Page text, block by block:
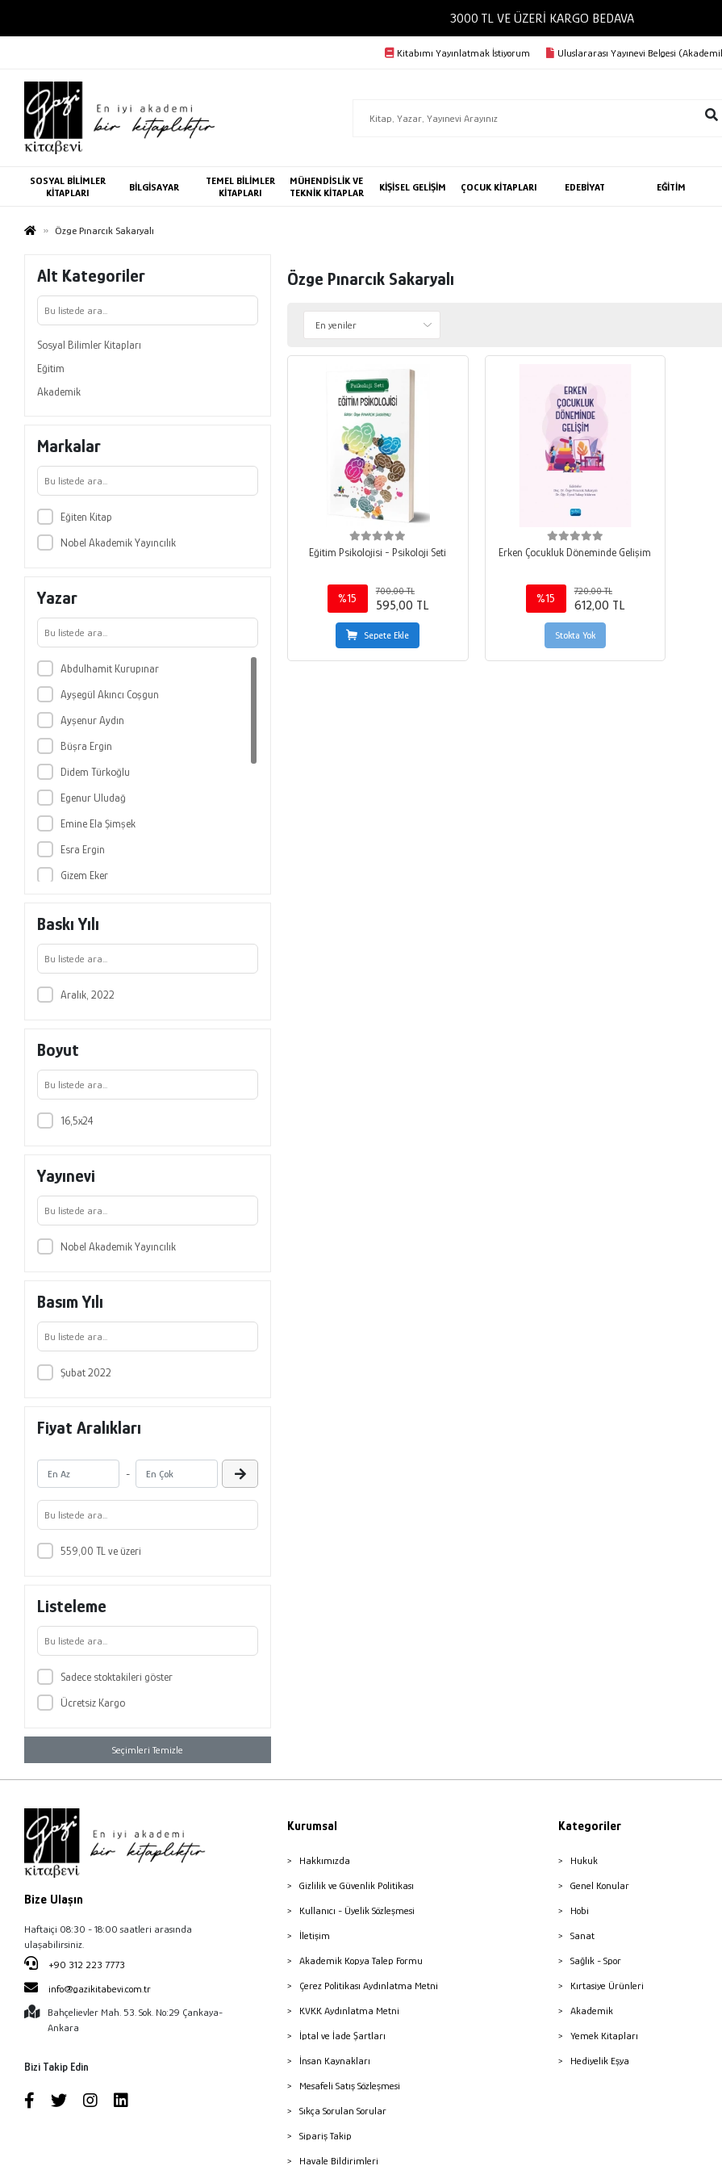
3000 TL VE ÜZERİ KARGO BEDAVA
Kitabımı Yayınlatmak İstiyorum Uluslararası Yayınevi Belgesi
SOSYAL BİLİMLER
KİTAPLARI
BİLGİSAYAR
TEMEL BİLİMLER
KİTAPLARI
MÜHENDİSLİK VE
TEKNİK KİTAPLAR
KİŞİSEL GELİŞİM ÇOCUK KİTAPLARI EDEBİYAT EĞİTİM
Özge Pınarcık Sakaryalı
Alt Kategoriler
Sosyal Bilimler Kitapları
Eğitim
Akademik
Markalar
Eğiten Kitap
Nobel Akademik Yayıncılık
Yazar
Abdulhamit Kurupınar
Ayşegül Akıncı Coşgun
Ayşenur Aydın
Büşra Ergin
Didem Türkoğlu
Egenur Uludağ
Emine Ela Şimşek
Esra Ergin
Gizem Eker
Mehmet Başaran
Melek Merve Yılmaz
Nur Banu Yiğit
Özge Metin Aslan
Özlem Altındağ Kumaş
Vedat Bayraktar
Baskı Yılı
Aralık, 2022
Boyut
16,5x24
Yayınevi
Nobel Akademik Yayıncılık
Basım Yılı
Şubat 2022
Fiyat Aralıkları
-
559,00 TL ve üzeri
Listeleme
Sadece stoktakileri göster
Ücretsiz Kargo
Seçimleri Temizle
Özge Pınarcık Sakaryalı
Eğitim Psikolojisi - Psikoloji Seti
%15
700,00 TL
595,00 TL
Sepete Ekle
Erken Çocukluk Döneminde Gelişim
%15
720,00 TL
612,00 TL
Stokta Yok
Bize Ulaşın
Haftaiçi 08:30 - 18:00 saatleri arasında
ulaşabilirsiniz.
+90 312 223 7773
info@gazikitabevi.com.tr
Bahçelievler Mah. 53. Sok. No:29 Çankaya-
Ankara
Bizi Takip Edin
Kurumsal
Hakkımızda
Gizlilik ve Güvenlik Politikası
Kullanıcı - Üyelik Sözleşmesi
İletişim
Akademik Kopya Talep Formu
Çerez Politikası Aydınlatma Metni
KVKK Aydınlatma Metni
İptal ve İade Şartları
İnsan Kaynakları
Mesafeli Satış Sözleşmesi
Sıkça Sorulan Sorular
Sipariş Takip
Havale Bildirimleri
Kategoriler
Hukuk
Genel Konular
Hobi
Sanat
Sağlık - Spor
Kırtasiye Ürünleri
Akademik
Yemek Kitapları
Hediyelik Eşya